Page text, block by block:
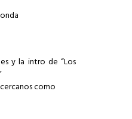
y la intro de “Los
como